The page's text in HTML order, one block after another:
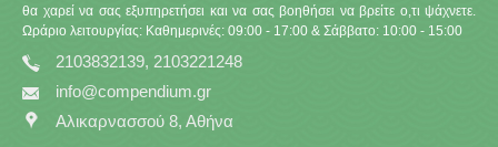
θα χαρεί να σας εξυπηρετήσει και να σας βοηθήσει να βρείτε ο,τι ψάχνετε.
Ωράριο λειτουργίας: Καθημερινές: 09:00 - 17:00 & Σάββατο: 10:00 - 15:00
2103832139, 2103221248
info@compendium.gr
Αλικαρνασσού 8, Αθήνα